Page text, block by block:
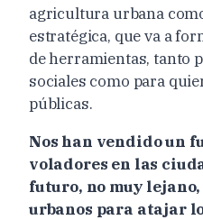
agricultura urbana
estratégica, que va a
de herramientas, tanto
sociales como para
públicas.
Nos han vendido un
voladores en las
futuro, no muy
urbanos para atajar